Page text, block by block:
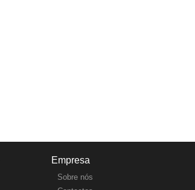
Empresa
Sobre nós